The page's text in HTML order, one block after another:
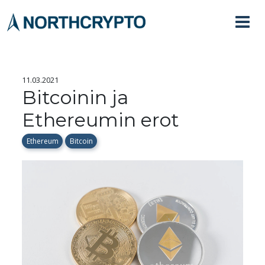
11.03.2021
Bitcoinin ja
Ethereumin erot
Ethereum Bitcoin